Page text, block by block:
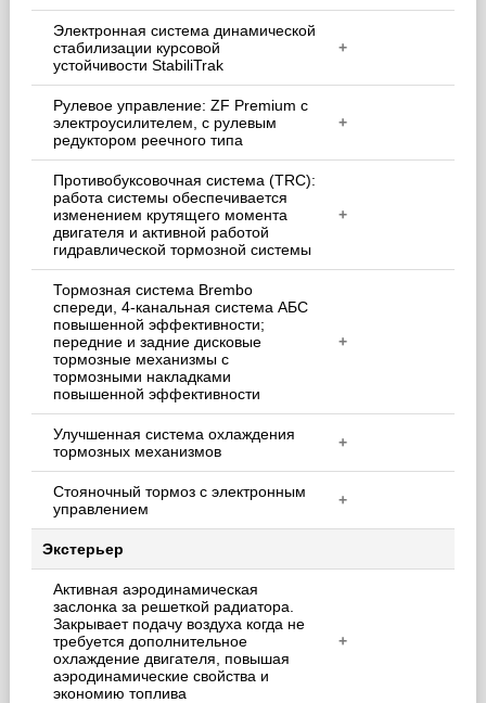
Электронная система динамической
стабилизации курсовой
устойчивости StabiliTrak
+
Рулевое управление: ZF Premium с
электроусилителем, с рулевым
редуктором реечного типа
+
Противобуксовочная система (TRC):
работа системы обеспечивается
изменением крутящего момента
двигателя и активной работой
гидравлической тормозной системы
+
Тормозная система Brembo
спереди, 4-канальная система АБС
повышенной эффективности;
передние и задние дисковые
тормозные механизмы с
тормозными накладками
повышенной эффективности
+
Улучшенная система охлаждения
тормозных механизмов
+
Стояночный тормоз с электронным
управлением
+
Экстерьер
Активная аэродинамическая
заслонка за решеткой радиатора.
Закрывает подачу воздуха когда не
требуется дополнительное
охлаждение двигателя, повышая
аэродинамические свойства и
экономию топлива
+